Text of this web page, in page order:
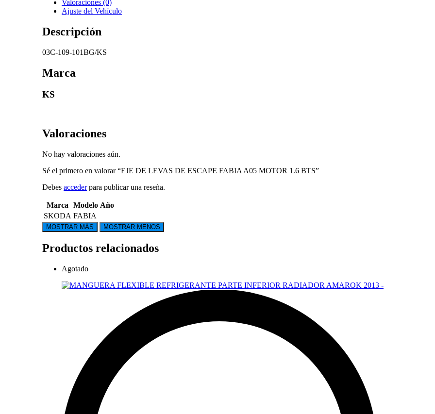
Valoraciones (0)
Ajuste del Vehículo
Descripción
03C-109-101BG/KS
Marca
KS
Valoraciones
No hay valoraciones aún.
Sé el primero en valorar “EJE DE LEVAS DE ESCAPE FABIA A05 MOTOR 1.6 BTS”
Debes accederpara publicar una reseña.
Marca Modelo Año
SKODA FABIA
Productos relacionados
Agotado